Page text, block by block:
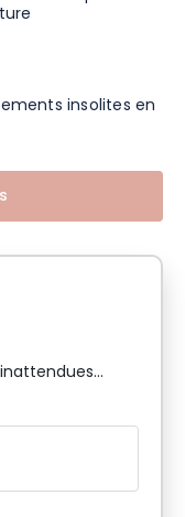
insolites en